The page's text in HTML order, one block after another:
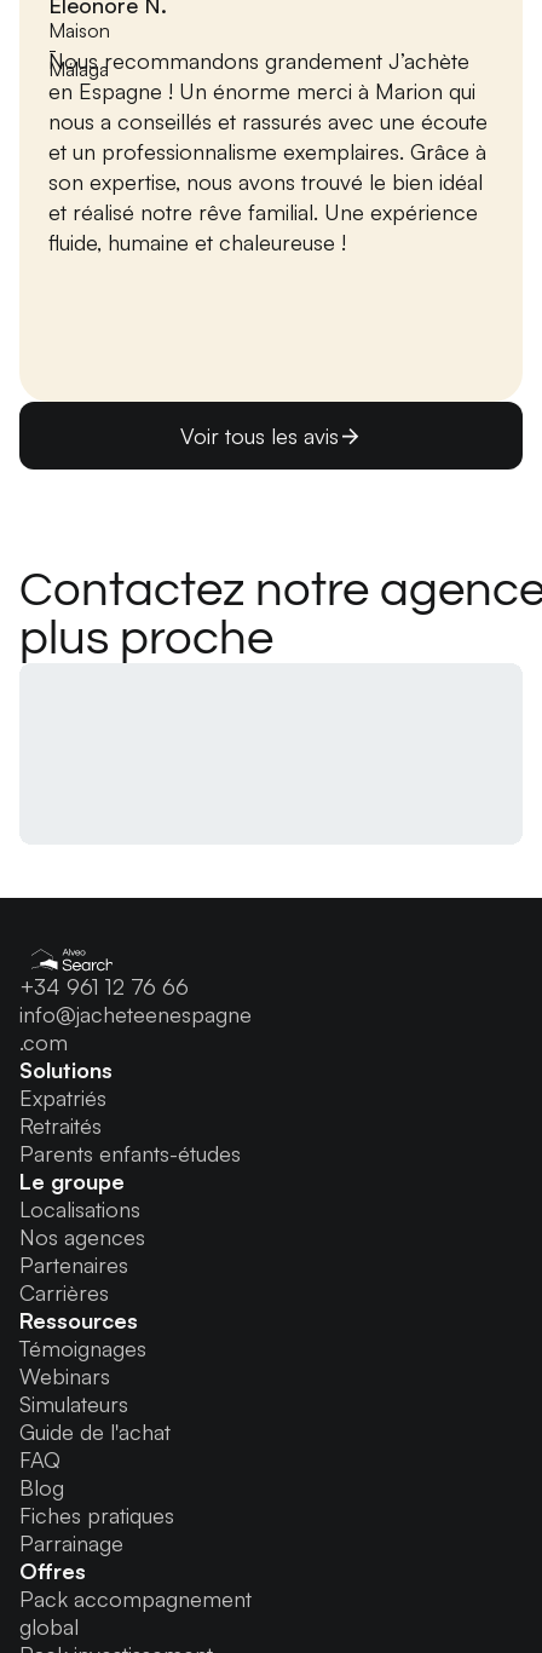
Maison
-
Málaga
Nous recommandons grandement J’achète
en Espagne ! Un énorme merci à Marion qui
nous a conseillés et rassurés avec une écoute
et un professionnalisme exemplaires. Grâce à
son expertise, nous avons trouvé le bien idéal
et réalisé notre rêve familial. Une expérience
fluide, humaine et chaleureuse !
Voir tous les avis
Contactez notre
plus proche
+34 961 12 76 66
info@jacheteenespagne
.com
Solutions
Expatriés
Retraités
Parents enfants-études
Le groupe
Localisations
Nos agences
Partenaires
Carrières
Ressources
Témoignages
Webinars
Simulateurs
Guide de l'achat
FAQ
Blog
Fiches pratiques
Parrainage
Offres
Pack accompagnement
global